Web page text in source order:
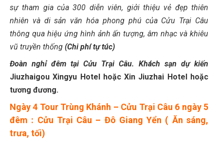
sự tham gia của 300 diễn viên, giởi thiệu vẻ đẹp thiên
nhiên và di sản văn hóa phong phú của Cửu Trại Câu
thông qua hiệu ứng hình ảnh ấn tượng, âm nhạc và khiêu
vũ truyền thống (Chi phí tự túc)
Đoàn nghỉ đêm tại Cửu Trại Câu. Khách sạn dự kiến
Jiuzhaigou Xingyu Hotel hoặc Xin Jiuzhai Hotel hoặc
tương đương.
Ngày 4 Tour Trùng Khánh – Cửu Trại Câu 6 ngày 5
đêm : Cửu Trại Câu – Đô Giang Yển ( Ăn sáng,
trưa, tối)